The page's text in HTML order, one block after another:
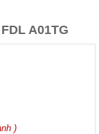
A01TG
)